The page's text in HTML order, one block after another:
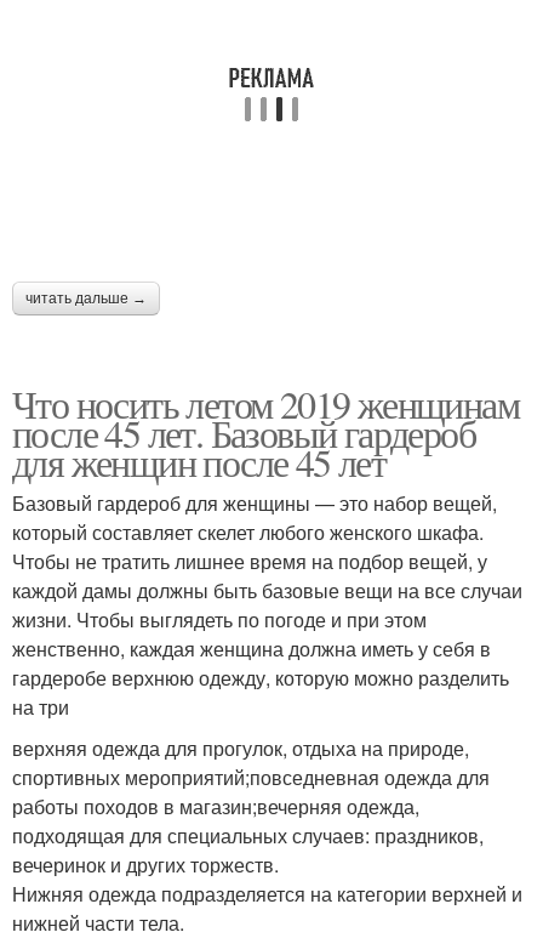
читать дальше →
Что носить летом 2019 женщинам
после 45 лет. Базовый гардероб
для женщин после 45 лет
Базовый гардероб для женщины — это набор вещей,
который составляет скелет любого женского шкафа.
Чтобы не тратить лишнее время на подбор вещей, у
каждой дамы должны быть базовые вещи на все случаи
жизни. Чтобы выглядеть по погоде и при этом
женственно, каждая женщина должна иметь у себя в
гардеробе верхнюю одежду, которую можно разделить
на три
верхняя одежда для прогулок, отдыха на природе,
спортивных мероприятий;повседневная одежда для
работы походов в магазин;вечерняя одежда,
подходящая для специальных случаев: праздников,
вечеринок и других торжеств.
Нижняя одежда подразделяется на категории верхней и
нижней части тела.